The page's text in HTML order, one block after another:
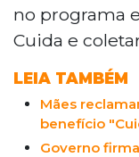
no programa
Cuida e
LEIA TAMBÉM
Mães
benefício
Governo